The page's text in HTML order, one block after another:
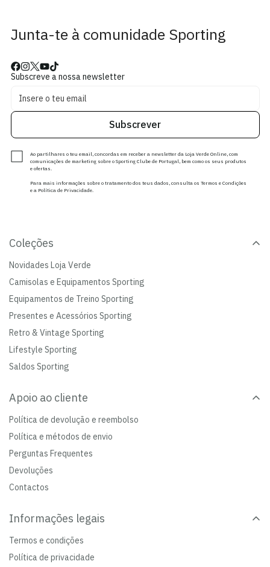
Junta-te à comunidade Sporting
Subscreve a nossa newsletter
Subscrever
Ao partilhares o teu email, concordas em receber a newsletter da Loja Verde Online, com
comunicações de marketing sobre o Sporting Clube de Portugal, bem como os seus produtos
e ofertas.
Para mais informações sobre o tratamento dos teus dados, consulta os Termos e Condições
e a Política de Privacidade.
Coleções
Novidades Loja Verde
Camisolas e Equipamentos Sporting
Equipamentos de Treino Sporting
Presentes e Acessórios Sporting
Retro & Vintage Sporting
Lifestyle Sporting
Saldos Sporting
Apoio ao cliente
Política de devolução e reembolso
Política e métodos de envio
Perguntas Frequentes
Devoluções
Contactos
Informações legais
Termos e condições
Política de privacidade